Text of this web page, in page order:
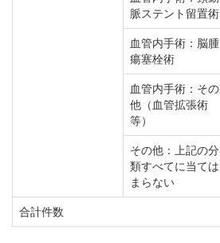
脈ステント留置術
血管内手術：脳腫
瘍塞栓術
血管内手術：その
他（血管拡張術
等）
その他：上記の分
類すべてに当ては
まらない
合計件数